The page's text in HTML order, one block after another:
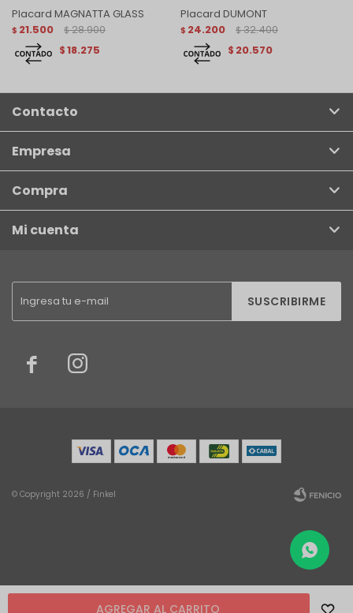
AGREGAR AL CARRITO
Placard MAGNATTA GLASS
$ 21.500 $ 28.900
$18.275
Placard DUMONT
$ 24.200 $ 32.400
$ 20.570
SUSCRIBIRME
 
Contacto
Empresa
Compra
Mi cuenta
© Copyright 2026 / Finkel